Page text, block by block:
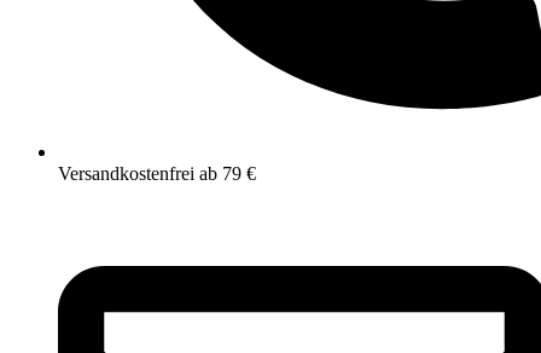
Versandkostenfrei ab 79 €